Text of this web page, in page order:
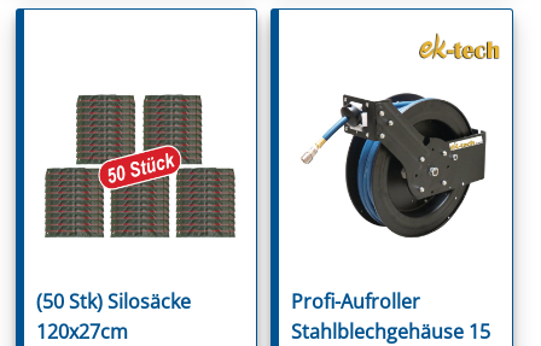
(50 Stk) Silosäcke
120x27cm
Profi-Aufroller
Stahlblechgehäuse 15